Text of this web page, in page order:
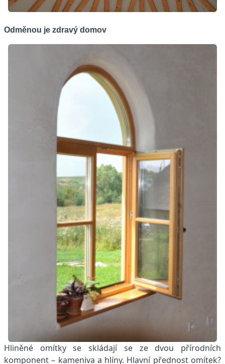
Odměnou je zdravý domov
Hliněné omítky se skládají se ze dvou přírodních
komponent – kameniva a hlíny. Hlavní přednost omítek?